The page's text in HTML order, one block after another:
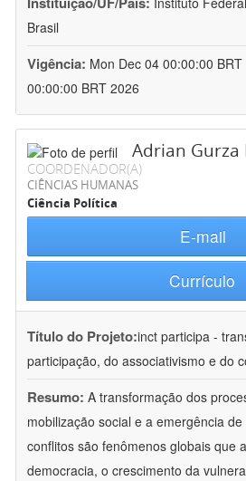
Brasil
Vigência: Mon Dec 04 00:00:00
00:00:00 BRT 2026
Adrian Gurza
COORDENADOR(A)
CIÊNCIAS HUMANAS
Ciência Política
E-mail
Currículo
Título do Projeto:inct participa -
participação, do associativismo e do
Resumo: A transformação dos
mobilização social e a emergência
conflitos são fenômenos globais que
democracia, o crescimento da